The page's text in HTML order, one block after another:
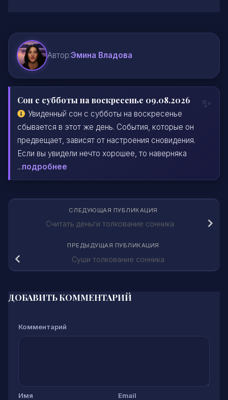
Автор:Эмина Владова
Сон с субботы на воскресенье 09.08.2026
Увиденный сон с субботы на воскресенье
сбывается в этот же день. События, которые он
предвещает, зависят от настроения сновидения.
Если вы увидели нечто хорошее, то наверняка
...подробнее
СЛЕДУЮЩАЯ ПУБЛИКАЦИЯ
Считать деньги толкование сонника
ПРЕДЫДУЩАЯ ПУБЛИКАЦИЯ
Суши толкование сонника
ДОБАВИТЬ КОММЕНТАРИЙ
Комментарий
Имя Email